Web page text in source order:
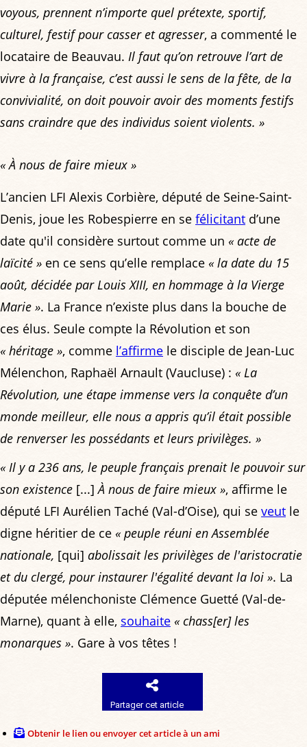
voyous, prennent n’importe quel prétexte, sportif,
culturel, festif pour casser et agresser, a commenté le
locataire de Beauvau. Il faut qu’on retrouve l’art de
vivre à la française, c’est aussi le sens de la fête, de la
convivialité, on doit pouvoir avoir des moments festifs
sans craindre que des individus soient violents. »
« À nous de faire mieux »
L’ancien LFI Alexis Corbière, député de Seine-Saint-
Denis, joue les Robespierre en se félicitant d’une
date qu'il considère surtout comme un « acte de
laïcité » en ce sens qu’elle remplace « la date du 15
août, décidée par Louis XIII, en hommage à la Vierge
Marie ». La France n’existe plus dans la bouche de
ces élus. Seule compte la Révolution et son
« héritage », comme l’affirme le disciple de Jean-Luc
Mélenchon, Raphaël Arnault (Vaucluse) : « La
Révolution, une étape immense vers la conquête d’un
monde meilleur, elle nous a appris qu’il était possible
de renverser les possédants et leurs privilèges. »
« Il y a 236 ans, le peuple français prenait le pouvoir sur
son existence [...]À nous de faire mieux », affirme le
député LFI Aurélien Taché (Val-d’Oise), qui se veut le
digne héritier de ce « peuple réuni en Assemblée
nationale, [qui] abolissait les privilèges de l'aristocratie
et du clergé, pour instaurer l'égalité devant la loi ». La
députée mélenchoniste Clémence Guetté (Val-de-
Marne), quant à elle, souhaite « chass[er] les
monarques ». Gare à vos têtes !
Partager cet article
Obtenir le lien ou envoyer cet article à un ami